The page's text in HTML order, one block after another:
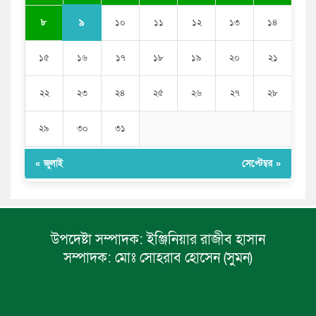
৮ ৯ ১০ ১১ ১২ ১৩ ১৪
১৫ ১৬ ১৭ ১৮ ১৯ ২০ ২১
২২ ২৩ ২৪ ২৫ ২৬ ২৭ ২৮
২৯ ৩০ ৩১
« জুলাই সেপ্টেম্বর »
উপদেষ্টা সম্পাদক:ইঞ্জিনিয়ার রাজীব হাসান
সম্পাদক: মোঃ সোহরাব হোসেন (সুমন)